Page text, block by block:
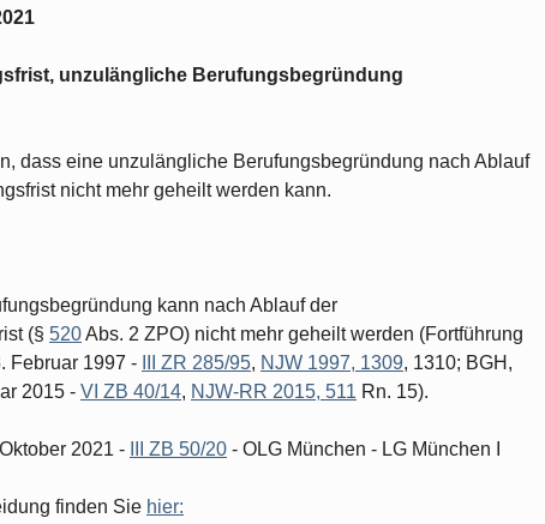
unzulängliche Berufungsbegründung
dass eine unzulängliche Berufungsbegründung nach Ablauf
nicht mehr geheilt werden kann.
kann nach Ablauf der
(§ 520Abs. 2 ZPO) nicht mehr geheilt werden (Fortführung
Februar 1997 -
III ZR 285/95, NJW 1997, 1309, 1310; BGH,
2015 - VI ZB 40/14, NJW-RR 2015, 511 Rn. 15).
2021 - III ZB 50/20 - OLG München - LG München I
finden Sie hier: